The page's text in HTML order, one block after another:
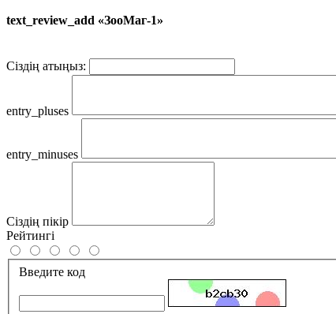
text_review_add «ЗооМаг-1»
Сіздің атыңыз:
entry_pluses
entry_minuses
Сіздің пікір
Рейтингі
Введите код